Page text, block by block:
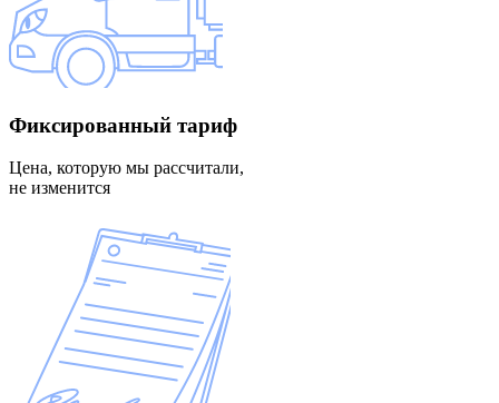
Фиксированный тариф
Цена, которую мы рассчитали,
не изменится